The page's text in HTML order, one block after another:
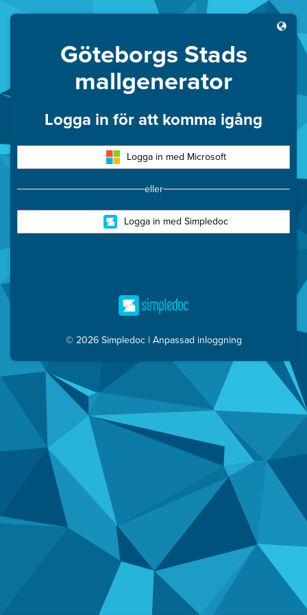
Göteborgs Stads
mallgenerator
Logga in för att komma igång
Logga in med Microsoft
eller
Logga in med Simpledoc
Simpledoc
© 2026 Simpledoc | Anpassad inloggning